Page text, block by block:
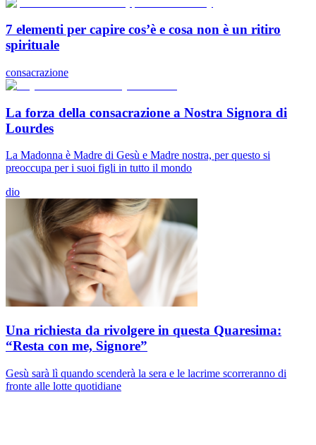
7 elementi per capire cos’è e cosa non è un ritiro
spirituale
consacrazione
La forza della consacrazione a Nostra Signora di
Lourdes
La Madonna è Madre di Gesù e Madre nostra, per questo si
preoccupa per i suoi figli in tutto il mondo
dio
Una richiesta da rivolgere in questa Quaresima:
“Resta con me, Signore”
Gesù sarà lì quando scenderà la sera e le lacrime scorreranno di
fronte alle lotte quotidiane